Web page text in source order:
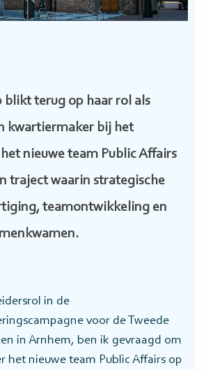
blikt terug op haar rol als
kwartiermaker bij het
nieuwe team Public Affairs
traject waarin strategische
teamontwikkeling en
in de
voor de Tweede
in Arnhem, ben ik gevraagd om
het nieuwe team Public Affairs op